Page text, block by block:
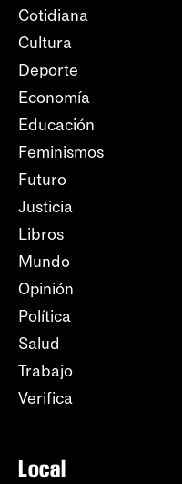
Cotidiana
Cultura
Deporte
Economía
Educación
Feminismos
Futuro
Justicia
Libros
Mundo
Opinión
Política
Salud
Trabajo
Verifica
Local